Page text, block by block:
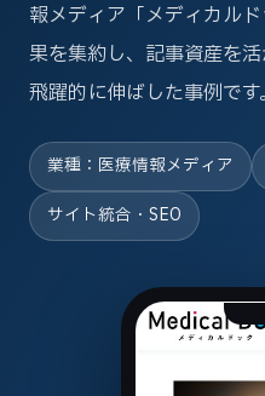
報メディア「メディカル
果を集約し、記事資産を
飛躍的に伸ばした事例です。
業種：医療情報メディア
サイト統合・SEO